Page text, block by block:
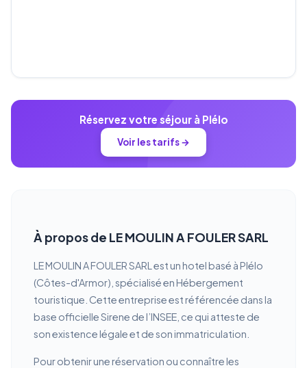
Réservez votre séjour à Plélo
Voir les tarifs →
À propos de LE MOULIN A FOULER SARL
LE MOULIN A FOULER SARL est un hotel basé à Plélo
(Côtes-d'Armor), spécialisé en Hébergement
touristique. Cette entreprise est référencée dans la
base officielle Sirene de l’INSEE, ce qui atteste de
son existence légale et de son immatriculation.
Pour obtenir une réservation ou connaître les